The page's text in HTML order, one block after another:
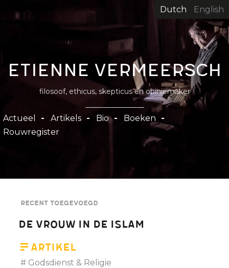
inhoud
gaan
Dutch English
Etienne Vermeersch
filosoof, ethicus, skepticus en opiniemaker
Hoofdnavigatie
Actueel Artikels Bio
Boeken
Rouwregister
Recent toegevoegd
De vrouw in de islam
Artikel
Godsdienst & Religie